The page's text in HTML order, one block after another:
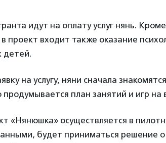
идут на оплату услуг нянь.
проект входит также оказание
детей.
на услугу, няни сначала
план занятий и игр на
«Нянюшка» осуществляется в
будет приниматься решение